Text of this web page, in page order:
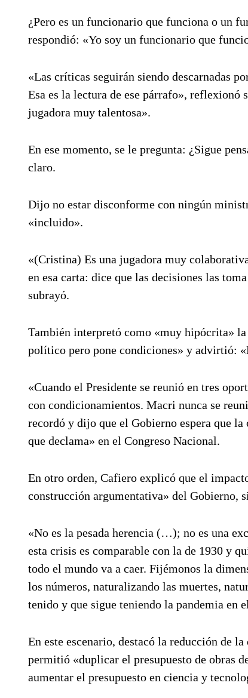
¿Pero es un funcionario que funciona o un
respondió: «Yo soy un funcionario que
«Las críticas seguirán siendo descarnadas
Esa es la lectura de ese párrafo», reflexionó
jugadora muy talentosa».
En ese momento, se le pregunta: ¿Sigue
claro.
Dijo no estar disconforme con ningún
«incluido».
«(Cristina) Es una jugadora muy
en esa carta: dice que las decisiones las
subrayó.
También interpretó como «muy hipócrita»
político pero pone condiciones» y advirtió:
«Cuando el Presidente se reunió en tres
con condicionamientos. Macri nunca se
recordó y dijo que el Gobierno espera que
que declama» en el Congreso Nacional.
En otro orden, Cafiero explicó que el
construcción argumentativa» del Gobierno,
«No es la pesada herencia (…); no es una
esta crisis es comparable con la de 1930 y
todo el mundo va a caer. Fijémonos la
los números, naturalizando las muertes,
tenido y que sigue teniendo la pandemia en
En este escenario, destacó la reducción de
permitió «duplicar el presupuesto de obras
aumentar el presupuesto en ciencia y